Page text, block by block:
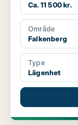
Ca. 11 500 kr.
Område
Falkenberg
Type
Lägenhet